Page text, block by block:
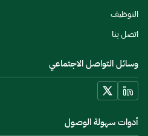
التوظيف
اتصل بنا
وسائل التواصل الاجتماعي
أدوات سهولة الوصول